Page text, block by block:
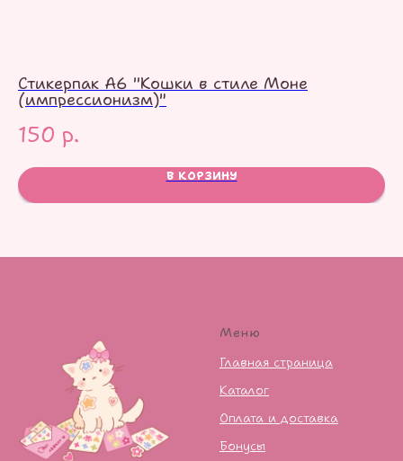
Стикерпак А6 "Кошки в стиле Моне
(импрессионизм)"
150 р.
В КОРЗИНУ
Меню
Главная страница
Каталог
Оплата и доставка
Бонусы